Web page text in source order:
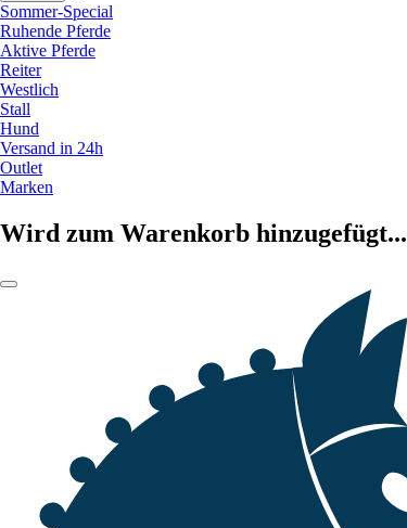
Sommer-Special
Ruhende Pferde
Aktive Pferde
Reiter
Westlich
Stall
Hund
Versand in 24h
Outlet
Marken
Wird zum Warenkorb hinzugefügt...